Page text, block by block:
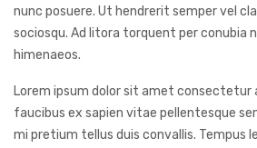
nunc posuere. Ut hendrerit semper vel
sociosqu. Ad litora torquent per conubia
himenaeos.
Lorem ipsum dolor sit amet consectetur
faucibus ex sapien vitae pellentesque
mi pretium tellus duis convallis. Tempus